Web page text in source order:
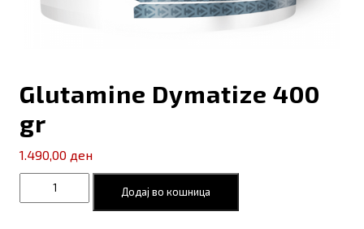
Glutamine Dymatize 400
gr
1.490,00 ден
Glutamine
Dymatize
Додај во кошница